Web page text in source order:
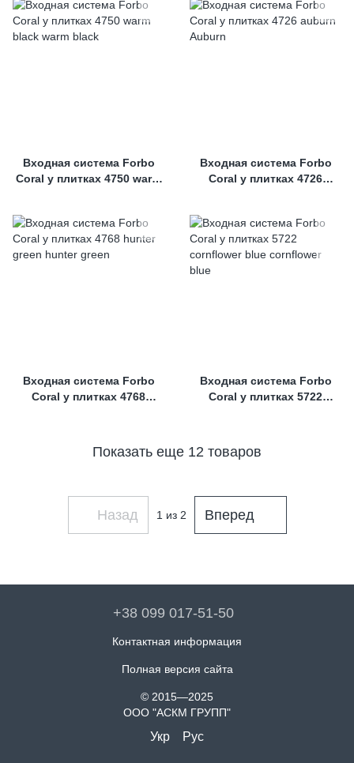
Входная система Forbo
Coral у плитках 4750 warm
Входная система Forbo
Coral у плитках 4726
Входная система Forbo
Coral у плитках 4768
Входная система Forbo
Coral у плитках 5722
Показать еще 12 товаров
Назад 1 из 2 Вперед
+38 099 017-51-50
Контактная информация
Полная версия сайта
© 2015—2025
ООО "АСКМ ГРУПП"
Укр Рус